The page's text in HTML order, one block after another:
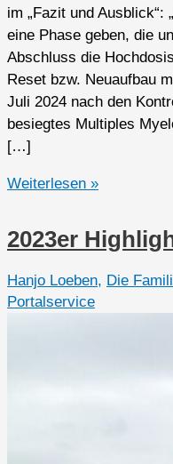
im „Fazit und
eine Phase geben, die
Abschluss die
Reset bzw. Neuaufbau
Juli 2024 nach den
besiegtes Multiples
[…]
2024er
Weiterlesen »
2023er
Hanjo Loeben, Die
Portalservice